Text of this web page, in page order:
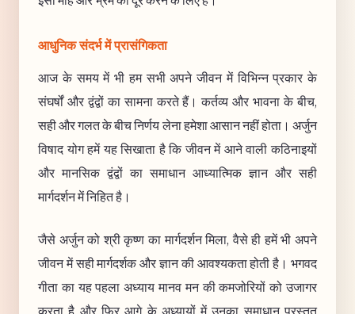
आधुनिक संदर्भ में प्रासंगिकता
आज के समय में भी हम सभी अपने जीवन में विभिन्न प्रकार के
संघर्षों और द्वंद्वों का सामना करते हैं। कर्तव्य और भावना के बीच,
सही और गलत के बीच निर्णय लेना हमेशा आसान नहीं होता। अर्जुन
विषाद योग हमें यह सिखाता है कि जीवन में आने वाली कठिनाइयों
और मानसिक द्वंद्वों का समाधान आध्यात्मिक ज्ञान और सही
मार्गदर्शन में निहित है।
जैसे अर्जुन को श्री कृष्ण का मार्गदर्शन मिला, वैसे ही हमें भी अपने
जीवन में सही मार्गदर्शक और ज्ञान की आवश्यकता होती है। भगवद
गीता का यह पहला अध्याय मानव मन की कमजोरियों को उजागर
करता है और फिर आगे के अध्यायों में उनका समाधान प्रस्तुत